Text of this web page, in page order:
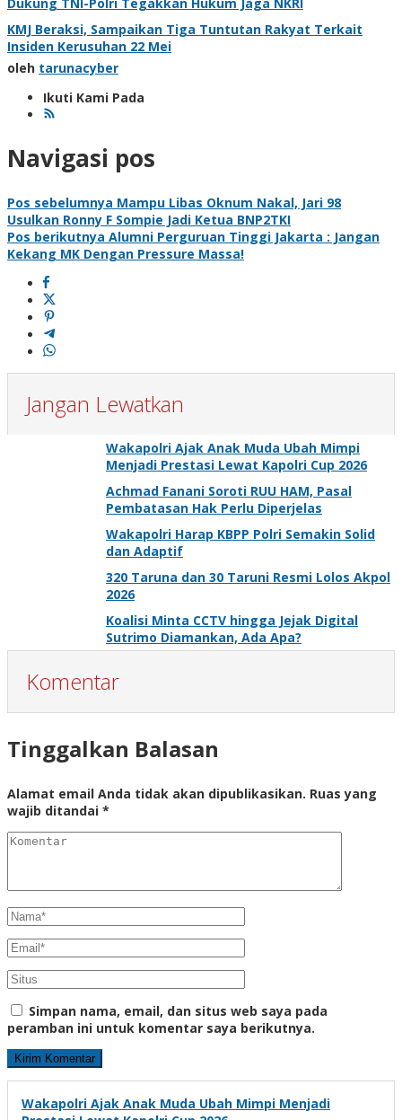
KMJ Beraksi, Sampaikan Tiga Tuntutan Rakyat Terkait
Insiden Kerusuhan 22 Mei
oleh tarunacyber
Ikuti Kami Pada
Navigasi pos
Pos sebelumnya Mampu Libas Oknum Nakal, Jari 98
Usulkan Ronny F Sompie Jadi Ketua BNP2TKI
Pos berikutnya Alumni Perguruan Tinggi Jakarta : Jangan
Kekang MK Dengan Pressure Massa!
Jangan Lewatkan
Wakapolri Ajak Anak Muda Ubah Mimpi
Menjadi Prestasi Lewat Kapolri Cup 2026
Achmad Fanani Soroti RUU HAM, Pasal
Pembatasan Hak Perlu Diperjelas
Wakapolri Harap KBPP Polri Semakin Solid
dan Adaptif
320 Taruna dan 30 Taruni Resmi Lolos Akpol
2026
Koalisi Minta CCTV hingga Jejak Digital
Sutrimo Diamankan, Ada Apa?
Komentar
Tinggalkan Balasan
Alamat email Anda tidak akan dipublikasikan. Ruas yang
wajib ditandai *
Simpan nama, email, dan situs web saya pada
peramban ini untuk komentar saya berikutnya.
Wakapolri Ajak Anak Muda Ubah Mimpi Menjadi